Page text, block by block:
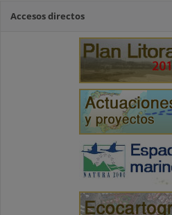
Accesos directos